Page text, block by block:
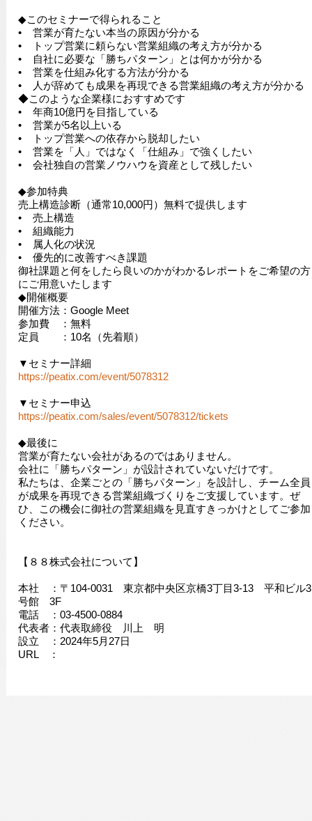
◆このセミナーで得られること
• 営業が育たない本当の原因が分かる
• トップ営業に頼らない営業組織の考え方が分かる
• 自社に必要な「勝ちパターン」とは何かが分かる
• 営業を仕組み化する方法が分かる
• 人が辞めても成果を再現できる営業組織の考え方が分かる
◆このような企業様におすすめです
• 年商10億円を目指している
• 営業が5名以上いる
• トップ営業への依存から脱却したい
• 営業を「人」ではなく「仕組み」で強くしたい
• 会社独自の営業ノウハウを資産として残したい
◆参加特典
売上構造診断（通常10,000円）無料で提供します
• 売上構造
• 組織能力
• 属人化の状況
• 優先的に改善すべき課題
御社課題と何をしたら良いのかがわかるレポートをご希望の方
にご用意いたします
◆開催概要
開催方法：Google Meet
参加費 ：無料
定員 ：10名（先着順）
▼セミナー詳細
https://peatix.com/event/5078312
▼セミナー申込
https://peatix.com/sales/event/5078312/tickets
◆最後に
営業が育たない会社があるのではありません。
会社に「勝ちパターン」が設計されていないだけです。
私たちは、企業ごとの「勝ちパターン」を設計し、チーム全員
が成果を再現できる営業組織づくりをご支援しています。ぜ
ひ、この機会に御社の営業組織を見直すきっかけとしてご参加
ください。
【８８株式会社について】
本社 ：〒104-0031 東京都中央区京橋3丁目3-13 平和ビル3
号館 3F
電話 ：03-4500-0884
代表者：代表取締役 川上 明
設立 ：2024年5月27日
URL ：